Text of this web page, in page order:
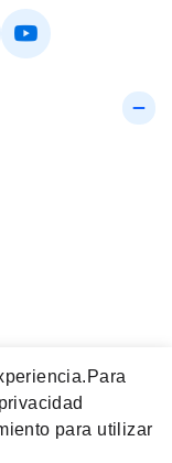
Para
para utilizar